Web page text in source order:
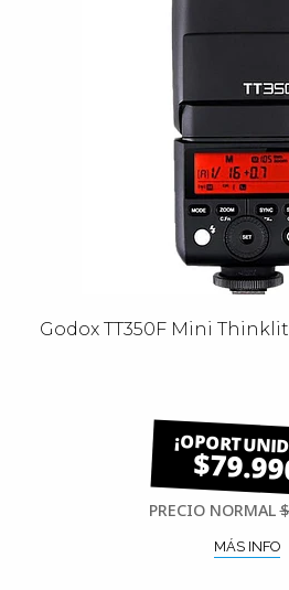
Godox TT350F Mini
PRECIO NORMAL
MÁS INFO